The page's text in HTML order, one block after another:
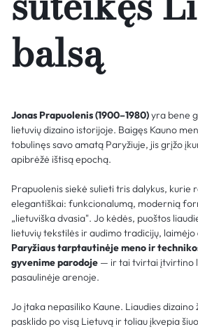
balsą
Jonas Prapuolenis (1900–1980)yra bene
lietuvių dizaino istorijoje. Baigęs Kauno
tobulinęs savo amatą Paryžiuje, jis grįžo
apibrėžė ištisą epochą.
Prapuolenis siekė sulieti tris dalykus,
elegantiškai: funkcionalumą, modernią
„lietuviška dvasia". Jo kėdės, puoštos
lietuvių tekstilės ir audimo tradicijų, laimėjo
Paryžiaus tarptautinėje meno ir
gyvenime parodoje — ir tai tvirtai įtvirtino
pasaulinėje arenoje.
Jo įtaka nepasiliko Kaune. Liaudies dizaino
pasklido po visą Lietuvą ir toliau įkvepia